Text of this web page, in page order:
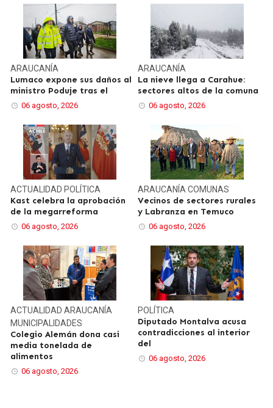
ARAUCANÍA
Lumaco expone sus daños al
ministro Poduje tras el
06 agosto, 2026
ARAUCANÍA
La nieve llega a Carahue:
sectores altos de la comuna
06 agosto, 2026
ACTUALIDAD POLÍTICA
Kast celebra la aprobación
de la megarreforma
06 agosto, 2026
ARAUCANÍACOMUNAS
Vecinos de sectores rurales
y Labranza en Temuco
06 agosto, 2026
ACTUALIDADARAUCANÍA
MUNICIPALIDADES
Colegio Alemán dona casi
media tonelada de
alimentos
06 agosto, 2026
POLÍTICA
Diputado Montalva acusa
contradicciones al interior
del
06 agosto, 2026